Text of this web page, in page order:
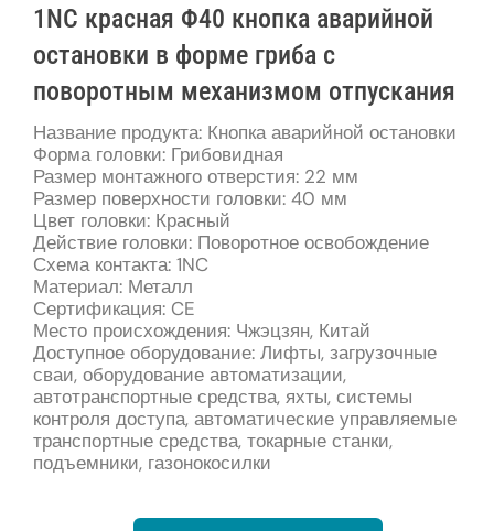
1NC красная Φ40 кнопка аварийной
остановки в форме гриба с
поворотным механизмом отпускания
Название продукта: Кнопка аварийной остановки
Форма головки: Грибовидная
Размер монтажного отверстия: 22 мм
Размер поверхности головки: 40 мм
Цвет головки: Красный
Действие головки: Поворотное освобождение
Схема контакта: 1NC
Материал: Металл
Сертификация: CE
Место происхождения: Чжэцзян, Китай
Доступное оборудование: Лифты, загрузочные
сваи, оборудование автоматизации,
автотранспортные средства, яхты, системы
контроля доступа, автоматические управляемые
транспортные средства, токарные станки,
подъемники, газонокосилки